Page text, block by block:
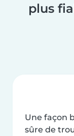
plus
Une façon
sûre de